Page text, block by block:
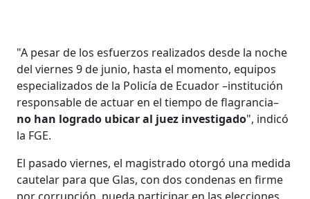
"A pesar de los esfuerzos realizados desde la noche
del viernes 9 de junio, hasta el momento, equipos
especializados de la Policía de Ecuador –institución
responsable de actuar en el tiempo de flagrancia–
no han logrado ubicar al juez investigado", indicó
la FGE.
El pasado viernes, el magistrado otorgó una medida
cautelar para que Glas, con dos condenas en firme